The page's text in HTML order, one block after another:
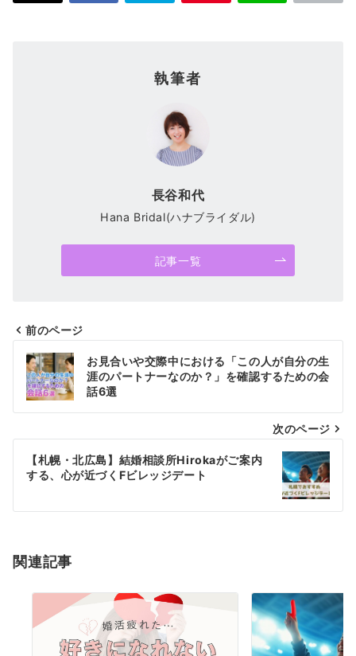
執筆者
長谷和代
Hana Bridal(ハナブライダル)
記事一覧
投
稿
ナ
ビ
シ
ン
前のページ
お見合いや交際中における「この人が自分の生
涯のパートナーなのか？」を確認するための会
話6選
次のページ
【札幌・北広島】結婚相談所Hirokaがご案内
する、心が近づくFビレッジデート
関連記事